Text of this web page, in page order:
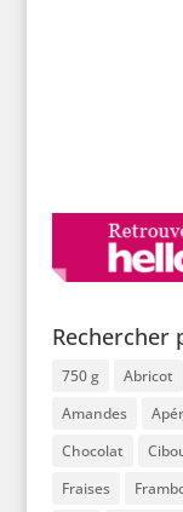
Rechercher
750 g Abricot
Amandes
Chocolat
Fraises